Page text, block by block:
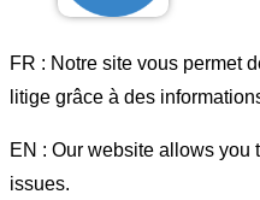
FR : Notre site vous permet
litige grâce à des
EN : Our website allows you
issues.